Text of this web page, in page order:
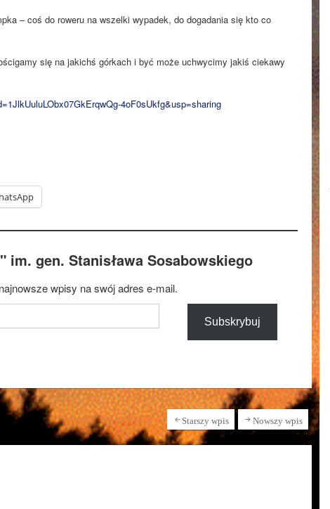
– coś do roweru na wszelki wypadek, do dogadania się kto co
się na jakichś górkach i być może uchwycimy jakiś ciekawy
4oF0sUkfg&usp=sharing
im. gen. Stanisława Sosabowskiego
wpisy na swój adres e-mail.
Subskrybuj
Starszy wpis Nowszy wpis